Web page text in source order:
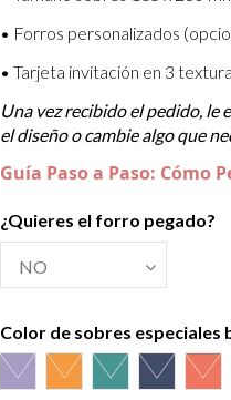
• Forros personalizados
• Tarjeta invitación en 3
Una vez recibido el pedido, le
el diseño o cambie algo que
Guía Paso a Paso: Cómo
¿Quieres el forro pegado?
Color de sobres especiales
Azul LilaAmarillo Alvero
Azul Riviera
Azul